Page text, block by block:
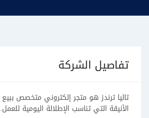
تفاصيل الشركة
تاليا ترندز هو متجر إلكتروني متخصص ببيع
الأنيقة التي تناسب الإطلالة اليومية للعمل.